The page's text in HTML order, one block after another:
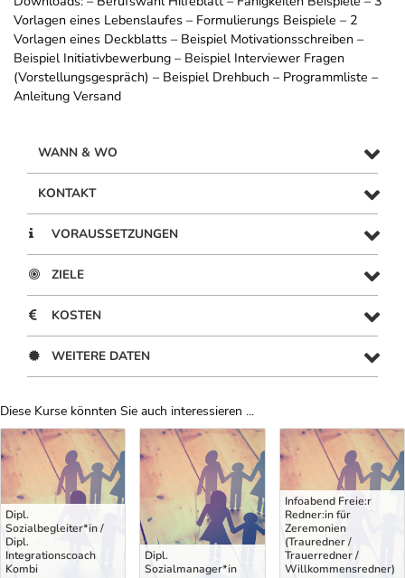
Vorlagen eines Lebenslaufes – Formulierungs Beispiele – 2
Vorlagen eines Deckblatts – Beispiel Motivationsschreiben –
Beispiel Initiativbewerbung – Beispiel Interviewer Fragen
(Vorstellungsgespräch) – Beispiel Drehbuch – Programmliste –
Anleitung Versand
WANN & WO
KONTAKT
VORAUSSETZUNGEN
ZIELE
KOSTEN
WEITERE DATEN
Diese Kurse könnten Sie auch interessieren ...
Uber Weiterbildungsvorschläge
Dipl.
Sozialbegleiter*in /
Dipl.
Integrationscoach
Kombi
Dipl.
Sozialmanager*in
Infoabend Freie:r
Redner:in für
Zeremonien
(Trauredner /
Trauerredner /
Willkommensredner)